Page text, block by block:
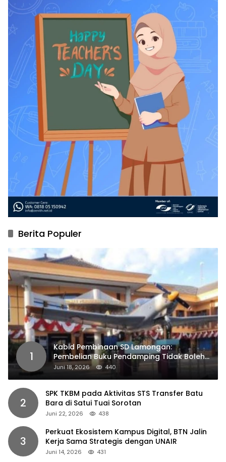
Berita Populer
1
Kabid Pembinaan SD Lamongan:
Pembelian Buku Pendamping Tidak Boleh
Dipaksakan
Juni 18, 2026 440
2
SPK TKBM pada Aktivitas STS Transfer Batu
Bara di Satui Tuai Sorotan
Juni 22, 2026 438
3
Perkuat Ekosistem Kampus Digital, BTN Jalin
Kerja Sama Strategis dengan UNAIR
Juni 14, 2026 431